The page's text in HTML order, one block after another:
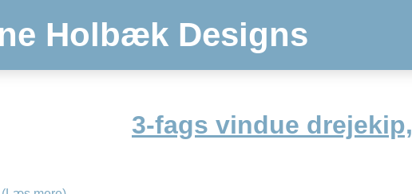
Holbæk Designs
3-fags vindue drejekip,